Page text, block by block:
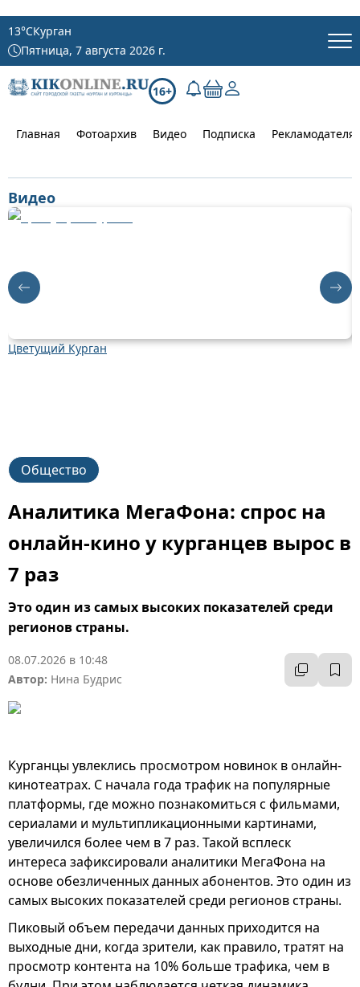
13°CКурган
Пятница, 7 августа 2026 г.
16+
Главная Фотоархив Видео Подписка
Видео
Цветущий Курган
Общество
Аналитика МегаФона: спрос на
онлайн-кино у курганцев вырос в
7 раз
Это один из самых высоких показателей среди
регионов страны.
08.07.2026 в 10:48
Автор: Нина Будрис
Курганцы увлеклись просмотром новинок в онлайн-
кинотеатрах. С начала года трафик на популярные
платформы, где можно познакомиться с фильмами,
сериалами и мультипликационными картинами,
увеличился более чем в 7 раз. Такой всплеск
интереса зафиксировали аналитики МегаФона на
основе обезличенных данных абонентов. Это один из
самых высоких показателей среди регионов страны.
Пиковый объем передачи данных приходится на
выходные дни, когда зрители, как правило, тратят на
просмотр контента на 10% больше трафика, чем в